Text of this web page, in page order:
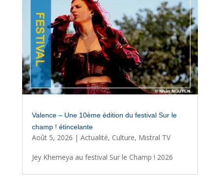
Valence – Une 10ème édition du festival Sur le
champ ! étincelante
Août 5, 2026 | Actualité, Culture, Mistral TV
Jey Khemeya au festival Sur le Champ ! 2026